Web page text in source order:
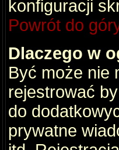
konfiguracji
Powrót do
Dlaczego w
Być może nie
rejestrować
do
prywatne